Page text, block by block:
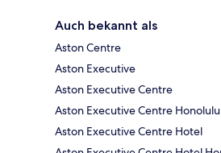
Auch bekannt als
Aston Centre
Aston Executive
Aston Executive Centre
Aston Executive Centre Honolulu
Aston Executive Centre Hotel